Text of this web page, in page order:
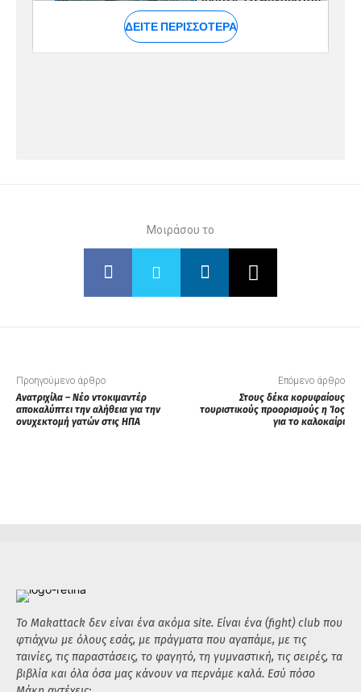
Μοιράσου το
Προηγούμενο άρθρο
Ανατριχίλα – Νέο ντοκιμαντέρ
αποκαλύπτει την αλήθεια για την
ονυχεκτομή γατών στις ΗΠΑ
Επόμενο άρθρο
Στους δέκα κορυφαίους
τουριστικούς προορισμούς η Ίος
για το καλοκαίρι
Το Makattack δεν είναι ένα ακόμα site. Είναι ένα (fight) club που
φτιάχνω με όλους εσάς, με πράγματα που αγαπάμε, με τις
ταινίες, τις παραστάσεις, το φαγητό, τη γυμναστική, τις σειρές, τα
βιβλία και όλα όσα μας κάνουν να περνάμε καλά. Εσύ πόσο